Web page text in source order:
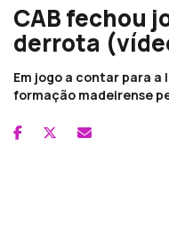
CAB fechou
derrota
Em jogo a contar para a
formação madeirense